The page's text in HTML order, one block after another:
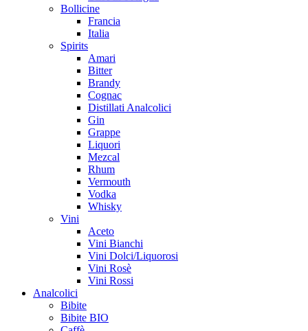
Bollicine
Francia
Italia
Spirits
Amari
Bitter
Brandy
Cognac
Distillati Analcolici
Gin
Grappe
Liquori
Mezcal
Rhum
Vermouth
Vodka
Whisky
Vini
Aceto
Vini Bianchi
Vini Dolci/Liquorosi
Vini Rosè
Vini Rossi
Analcolici
Bibite
Bibite BIO